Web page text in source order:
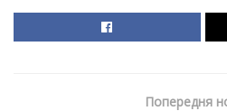
Попередня